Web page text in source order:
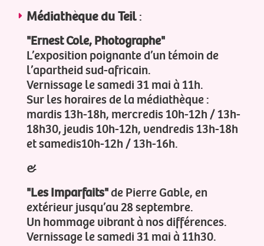
Médiathèque du Teil:
"Ernest Cole, Photographe"
L’exposition poignante d’un témoin de
l’apartheid sud-africain.
Vernissage le samedi 31 mai à 11h.
Sur les horaires de la médiathèque :
mardis 13h-18h, mercredis 10h-12h / 13h-
18h30, jeudis 10h-12h, vendredis 13h-18h
et samedis10h-12h / 13h-16h.
&
"Les Imparfaits"de Pierre Gable, en
extérieur jusqu’au 28 septembre.
Un hommage vibrant à nos différences.
Vernissage le samedi 31 mai à 11h30.